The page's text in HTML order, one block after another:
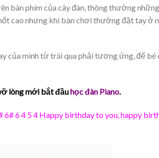
bàn phím của cây đàn, thông thường
cao nhưng khi bạn chơi thường đặt tay ở
của mình từ trái qua phải tương ứng, để bé
lòng mới bắt đầuhọc đàn Piano.
6# 6 4 5 4 Happy birthday to you, happy